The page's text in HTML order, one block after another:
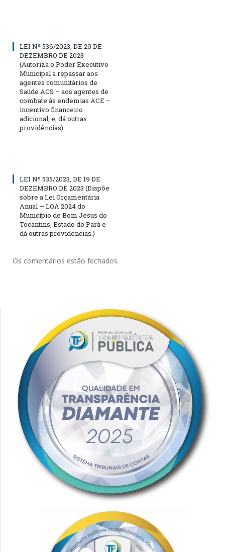
LEI Nº 536/2023, DE 20 DE
DEZEMBRO DE 2023
(Autoriza o Poder Executivo
Municipal a repassar aos
agentes comunitários de
Saúde ACS – aos agentes de
combate às endemias ACE –
incentivo financeiro
adicional, e, dá outras
providências)
LEI Nº 535/2023, DE 19 DE
DEZEMBRO DE 2023 (Dispõe
sobre a Lei Orçamentária
Anual — LOA 2024 do
Município de Bom Jesus do
Tocantins, Estado do Pará e
dá outras providencias.)
Os comentários estão fechados.